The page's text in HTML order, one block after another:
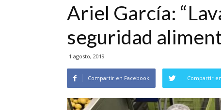
Ariel García:
seguridad
1 agosto, 2019
Compartir en Facebook Compartir